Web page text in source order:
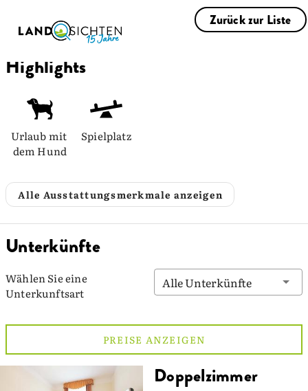
Zurück zur Liste
Highlights
Urlaub mit
dem Hund
Spielplatz
Alle Ausstattungsmerkmale anzeigen
Unterkünfte
Wählen Sie eine
Unterkunftsart
Alle Unterkünfte
PREISE ANZEIGEN
Doppelzimmer